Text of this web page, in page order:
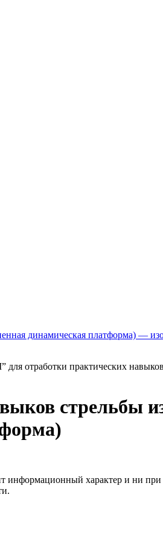
для отработки практических
стрельбы
информационный характер и ни